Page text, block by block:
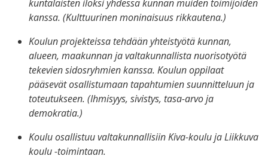
kuntalaisten iloksi yhdessä kunnan muiden toimijoiden
kanssa. (Kulttuurinen moninaisuus rikkautena.)
Koulun projekteissa tehdään yhteistyötä kunnan,
alueen, maakunnan ja valtakunnallista nuorisotyötä
tekevien sidosryhmien kanssa. Koulun oppilaat
pääsevät osallistumaan tapahtumien suunnitteluun ja
toteutukseen. (Ihmisyys, sivistys, tasa-arvo ja
demokratia.)
Koulu osallistuu valtakunnallisiin Kiva-koulu ja Liikkuva
koulu -toimintaan.